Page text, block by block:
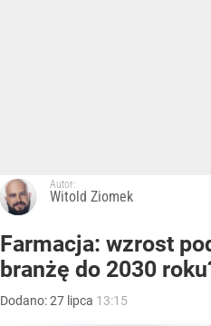
Autor:
Witold Ziomek
Farmacja: wzrost
branżę do 2030
Dodano:27 lipca 13:15